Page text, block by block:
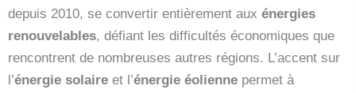
depuis 2010, se convertir entièrement aux énergies
renouvelables, défiant les difficultés économiques que
rencontrent de nombreuses autres régions. L’accent sur
l’énergie solaire et l’énergie éolienne permet à